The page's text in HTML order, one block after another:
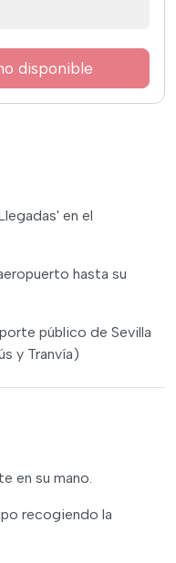
en el
hasta su
público de Sevilla
y Tranvía)
en su mano.
recogiendo la
disponible